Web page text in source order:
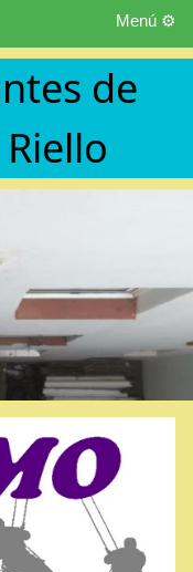
Menú ⚙️
de